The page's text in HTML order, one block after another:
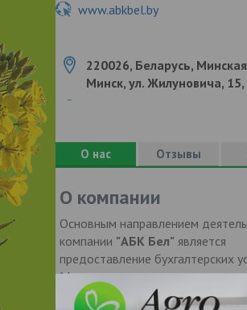
www.abkbel.by
220026, Беларусь,
Минск, ул. Жилуновича,
О нас Отзывы
О компании
Основным направлением
компании "АБК Бел" является
предоставление бухгалтерских
Минске.